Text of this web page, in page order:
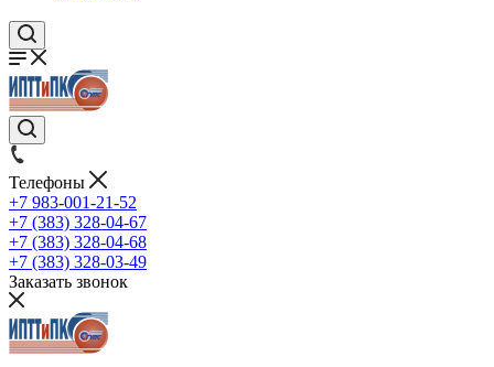
Телефоны
+7 983-001-21-52
+7 (383) 328-04-67
+7 (383) 328-04-68
+7 (383) 328-03-49
Заказать звонок